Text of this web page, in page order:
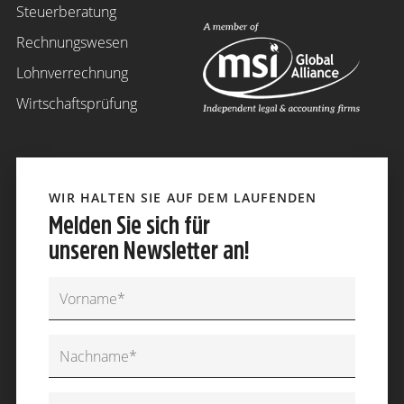
Steuerberatung
Rechnungswesen
Lohnverrechnung
Wirtschaftsprüfung
WIR HALTEN SIE AUF DEM LAUFENDEN
Melden Sie sich für
unseren Newsletter an!